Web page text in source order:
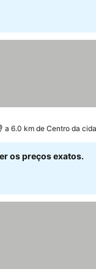
a 6.0 km de Centro da
os preços exatos.